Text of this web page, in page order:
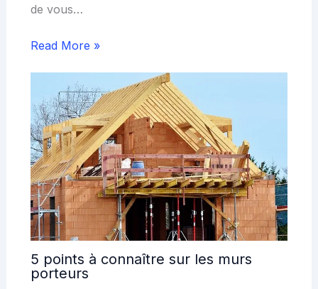
de vous…
Read More »
5 points à connaître sur les murs
porteurs